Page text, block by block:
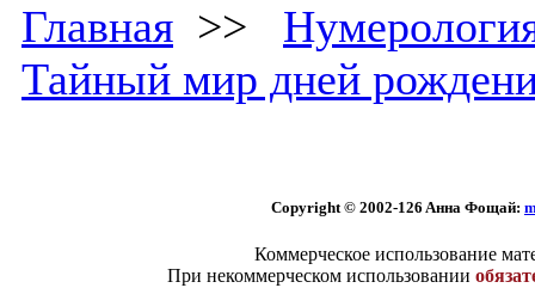
Главная >>
Тайный мир дней
Copyright © 2002-126 Aннa Фoщaй:
Коммерческое использование
При некоммерческом использовании